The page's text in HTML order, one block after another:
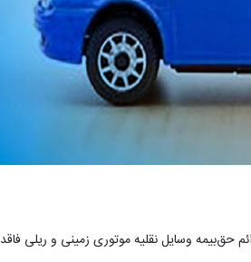
مدیران عامل شرکت‌های بیمه، بخشودگی ۱۰۰ درصدی جرائم حق‌بیمه وسایل نقلیه موتوری زمینی و